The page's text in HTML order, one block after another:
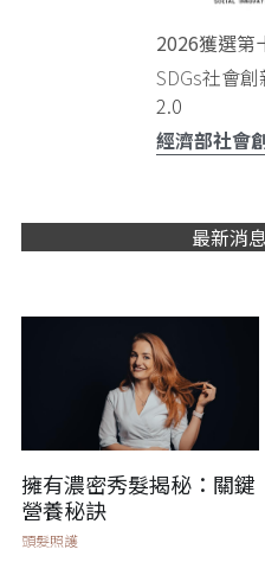
2026獲選第
SDGs社會創
2.0
經濟部社會
最新消
擁有濃密秀髮揭秘：關鍵
營養秘訣
頭髮照護